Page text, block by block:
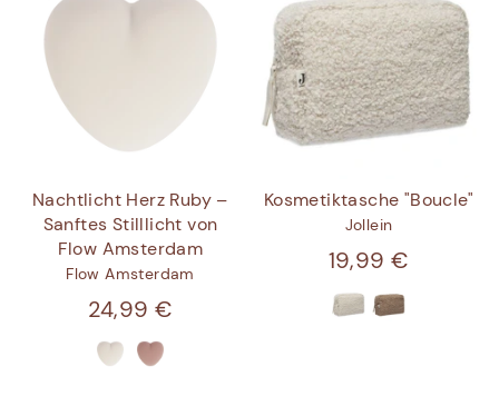
Nachtlicht Herz Ruby –
Sanftes Stilllicht von
Flow Amsterdam
Flow Amsterdam
24,99 €
Kosmetiktasche "Boucle"
Jollein
19,99 €